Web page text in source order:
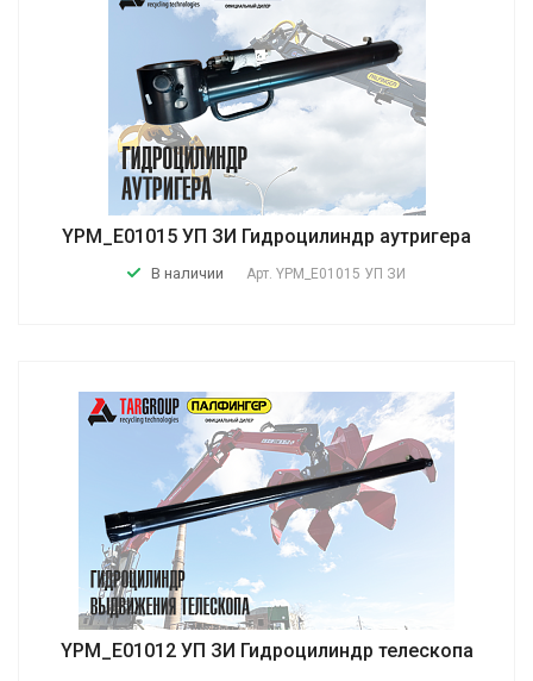
YPM_E01015 УП ЗИ Гидроцилиндр аутригера
В наличии Арт. YPM_E01015 УП ЗИ
YPM_E01012 УП ЗИ Гидроцилиндр телескопа